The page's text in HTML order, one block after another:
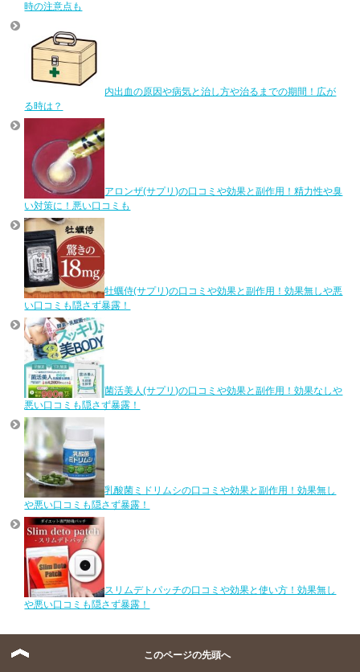
時の注意点も
内出血の原因や病気と治し方や治るまでの期間！広が
る時は？
アロンザ(サプリ)の口コミや効果と副作用！精力性や臭
い対策に！悪い口コミも
牡蠣侍(サプリ)の口コミや効果と副作用！効果無しや悪
い口コミも隠さず暴露！
菌活美人(サプリ)の口コミや効果と副作用！効果なしや
悪い口コミも隠さず暴露！
乳酸菌ミドリムシの口コミや効果と副作用！効果無し
や悪い口コミも隠さず暴露！
スリムデトパッチの口コミや効果と使い方！効果無し
や悪い口コミも隠さず暴露！
人気の役立ち記事!!
このページの先頭へ